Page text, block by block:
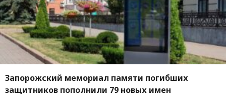
Запорожский мемориал памяти погибших
защитников пополнили 79 новых имен